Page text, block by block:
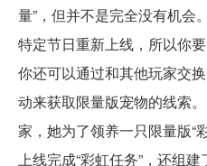
量”，但并不是完全没有机会
特定节日重新上线，所以你
你还可以通过和其他玩家交
动来获取限量版宠物的线索
家，她为了领养一只限量版“
上线完成“彩虹任务”，还组建